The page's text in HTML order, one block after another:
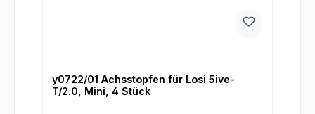
y0722/01 Achsstopfen für Losi 5ive-
T/2.0, Mini, 4 Stück